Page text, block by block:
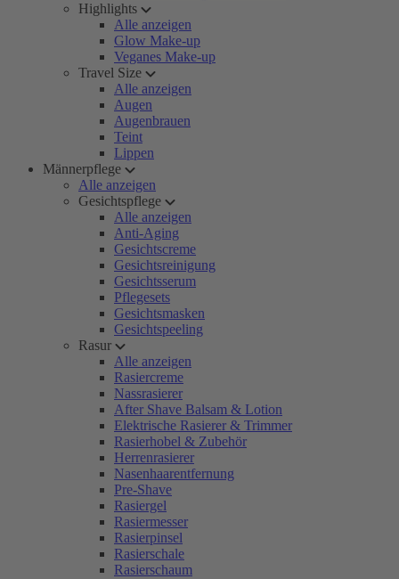
Highlights
Alle anzeigen
Glow Make-up
Veganes Make-up
Travel Size
Alle anzeigen
Augen
Augenbrauen
Teint
Lippen
Männerpflege
Alle anzeigen
Gesichtspflege
Alle anzeigen
Anti-Aging
Gesichtscreme
Gesichtsreinigung
Gesichtsserum
Pflegesets
Gesichtsmasken
Gesichtspeeling
Rasur
Alle anzeigen
Rasiercreme
Nassrasierer
After Shave Balsam & Lotion
Elektrische Rasierer & Trimmer
Rasierhobel & Zubehör
Herrenrasierer
Nasenhaarentfernung
Pre-Shave
Rasiergel
Rasiermesser
Rasierpinsel
Rasierschale
Rasierschaum